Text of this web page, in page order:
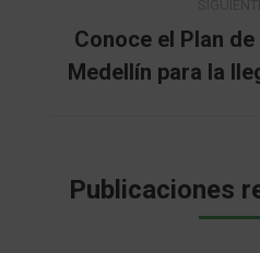
Conoce el Plan
Medellín para la
Publicaciones